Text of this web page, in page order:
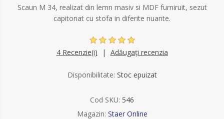
Scaun M 34, realizat din lemn masiv si MDF furniruit, sezut
capitonat cu stofa in diferite nuante.
4 Recenzie(i) Adăugați recenzia
Disponibilitate: Stoc epuizat
Cod SKU: 546
Magazin: Staer Online